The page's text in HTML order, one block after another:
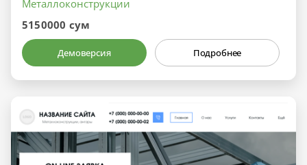
Металлоконструкции
5150000 сум
Демоверсия Подробнее